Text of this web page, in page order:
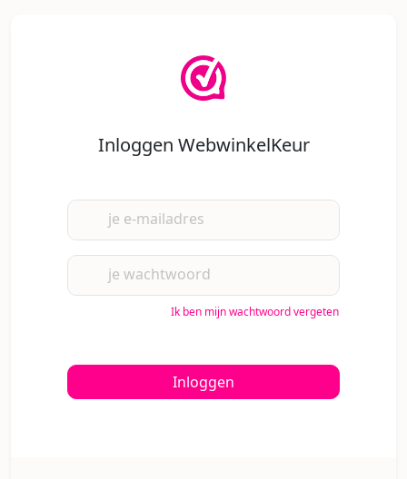
Inloggen WebwinkelKeur
je e-mailadres
je wachtwoord
Ik ben mijn wachtwoord vergeten
Inloggen